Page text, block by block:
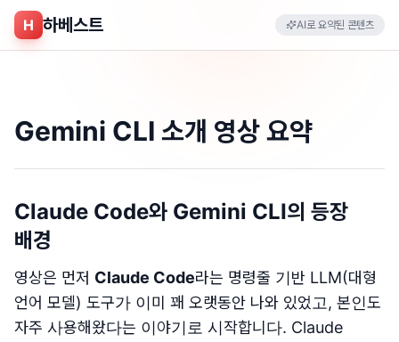
H 하베스트 AI로 요약된 콘텐츠
Gemini CLI 소개 영상 요약
Claude Code와 Gemini CLI의 등장
배경
영상은 먼저 Claude Code라는 명령줄 기반 LLM(대형
언어 모델) 도구가 이미 꽤 오랫동안 나와 있었고, 본인도
자주 사용해왔다는 이야기로 시작합니다. Claude